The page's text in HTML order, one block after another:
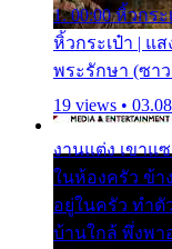
1. 00:00 หิ้วกระ
หิ้วกระเป๋า | แ
พระรักษา (ซา
19 views •
งานแต่ง เขาแ
ในห้องครัว ข้า
อยู่ในครัว ทำตั
บ้านใกล้ พึ่งพา